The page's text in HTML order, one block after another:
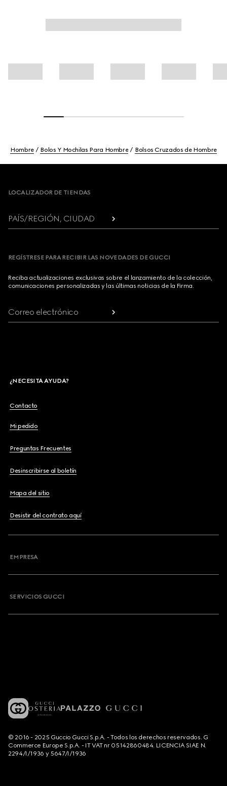
Hombre Bolos Y Mochilas Para Hombre Bolsos Cruzados de Hombre
LOCALIZADOR DE TIENDAS
PAÍS/REGIÓN, CIUDAD
REGÍSTRESE PARA RECIBIR LAS NOVEDADES DE GUCCI
Reciba actualizaciones exclusivas sobre el lanzamiento de la colección,
comunicaciones personalizadas y las últimas noticias de la Firma.
Correo electrónico
¿NECESITA AYUDA?
Contacto
Mi pedido
Preguntas Frecuentes
Desinscribirse al boletín
Mapa del sitio
Desistir del contrato aquí
EMPRESA
SERVICIOS GUCCI
© 2016 - 2025 Guccio Gucci S.p.A. - Todos los derechos reservados. G
Commerce Europe S.p.A. - IT VAT nr 05142860484. LICENCIA SIAE N.
2294/I/1936 y 5647/I/1936